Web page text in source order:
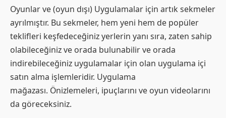
Oyunlar ve (oyun dışı) Uygulamalar için artık sekmeler
ayrılmıştır. Bu sekmeler, hem yeni hem de popüler
teklifleri keşfedeceğiniz yerlerin yanı sıra, zaten sahip
olabileceğiniz ve orada bulunabilir ve orada
indirebileceğiniz uygulamalar için olan uygulama içi
satın alma işlemleridir. Uygulama
mağazası. Önizlemeleri, ipuçlarını ve oyun videolarını
da göreceksiniz.